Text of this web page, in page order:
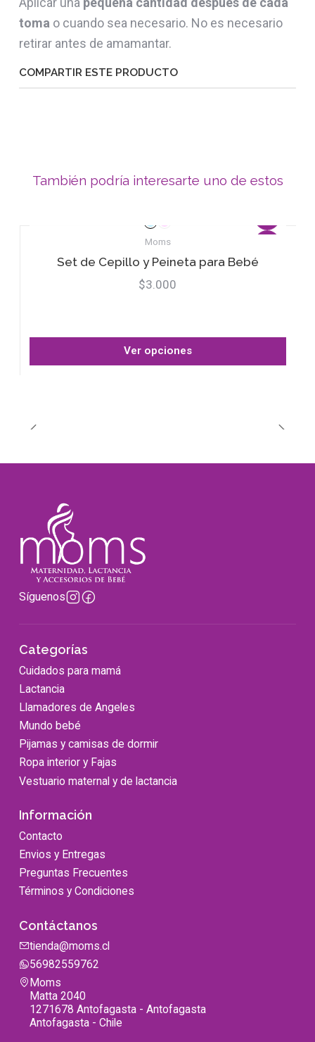
toma o cuando sea necesario. No es necesario
retirar antes de amamantar.
COMPARTIR ESTE PRODUCTO
También podría interesarte uno de estos
Moms
Set de Cepillo y Peineta para Bebé
$3.000
Ver opciones
Síguenos
Categorías
Cuidados para mamá
Lactancia
Llamadores de Angeles
Mundo bebé
Pijamas y camisas de dormir
Ropa interior y Fajas
Vestuario maternal y de lactancia
Información
Contacto
Envios y Entregas
Preguntas Frecuentes
Términos y Condiciones
Contáctanos
tienda@moms.cl
56982559762
Moms
Matta 2040
1271678 Antofagasta - Antofagasta
Antofagasta - Chile